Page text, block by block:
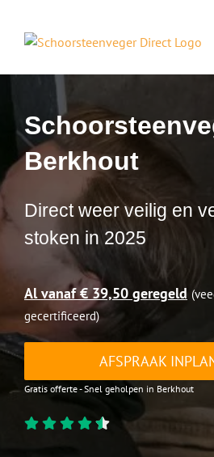
inhoud
Berkhout
Direct weer veilig en
stoken in 2025
Al vanaf € 39,50 geregeld
gecertificeerd)
AFSPRAAK
Gratis offerte - Snel geholpen in Berkhout